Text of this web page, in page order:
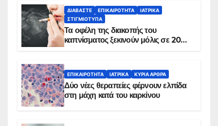
ΔΙΑΒΆΣΤΕ ΕΠΙΚΑΙΡΌΤΗΤΑ
ΙΑΤΡΙΚΆ
ΣΤΙΓΜΙΌΤΥΠΑ
Τα οφέλη της διακοπής του
καπνίσματος ξεκινούν μόλις σε 20
ΕΠΙΚΑΙΡΌΤΗΤΑ ΙΑΤΡΙΚΆ ΚΥΡΙΑ ΑΡΘΡΑ
Δύο νέες θεραπείες φέρνουν ελπίδα
στη μάχη κατά του καρκίνου